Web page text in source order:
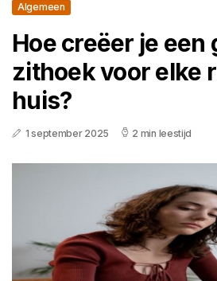
Algemeen
Hoe creëer je een
zithoek voor elke
huis?
1 september 2025 2 min leestijd